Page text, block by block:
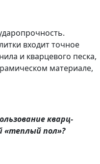
входит точное
и кварцевого песка,
материале,
кварц-
«теплый пол»?